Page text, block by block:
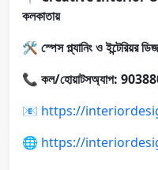
কলকাতায়
🛠️ স্পেস প্ল্যানিং ও ইন্টেরিয়র
📞 কল/হোয়াটসঅ্যাপ:
📧 https://
🌐 https://